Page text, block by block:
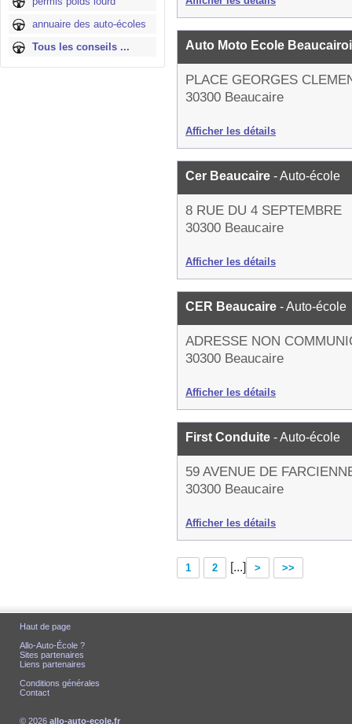
annuaire des auto-écoles
Tous les conseils ...
Auto Moto Ecole
PLACE GEORGES
30300 Beaucaire
Afficher les détails
Cer Beaucaire - Auto-école
8 RUE DU 4 SEPTEMBRE
30300 Beaucaire
Afficher les détails
CER Beaucaire - Auto-école
ADRESSE NON
30300 Beaucaire
Afficher les détails
First Conduite - Auto-école
59 AVENUE DE
30300 Beaucaire
Afficher les détails
1 2 [...] > >>
Haut de page
Allo-Auto-École ?
Sites partenaires
Liens partenaires
Conditions générales
Contact
© 2026 allo-auto-ecole.fr